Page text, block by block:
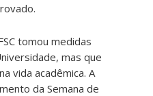
tomou medidas
mas que
vida acadêmica. A
da Semana de